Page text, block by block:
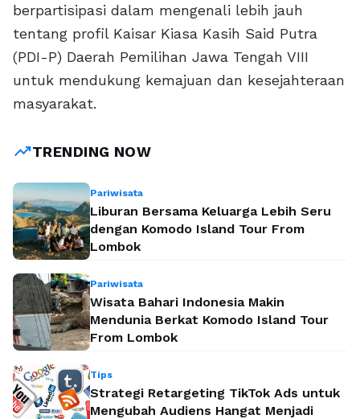
berpartisipasi dalam mengenali lebih jauh
tentang profil Kaisar Kiasa Kasih Said Putra
(PDI-P) Daerah Pemilihan Jawa Tengah VIII
untuk mendukung kemajuan dan kesejahteraan
masyarakat.
trending_upTRENDING NOW
Pariwisata
Liburan Bersama Keluarga Lebih Seru
dengan Komodo Island Tour From
Lombok
Pariwisata
Wisata Bahari Indonesia Makin
Mendunia Berkat Komodo Island Tour
From Lombok
Tips
Strategi Retargeting TikTok Ads untuk
Mengubah Audiens Hangat Menjadi